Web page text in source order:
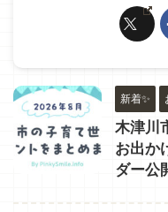
新着✨
木津川
お出か
ダー公